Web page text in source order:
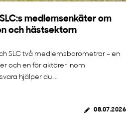
medlemsenkäter om
och hästsektorn
SLC två medlemsbarometrar – en
och en för aktörer inom
hjälper du ...
08.07.2026